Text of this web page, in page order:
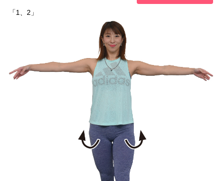
「1、2」